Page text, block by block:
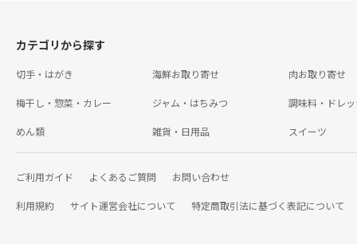
カテゴリから探す
切手・はがき 海鮮お取り寄せ 肉お取り寄せ
梅干し・惣菜・カレー ジャム・はちみつ 調味料・ドレ
めん類 雑貨・日用品 スイーツ
ご利用ガイド よくあるご質問 お問い合わせ
利用規約 サイト運営会社について 特定商取引法に基づく表記について